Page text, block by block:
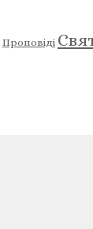
Проповіді